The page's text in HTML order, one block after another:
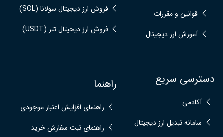
قوانین و مقررات
آموزش ارز دیجیتال
فروش ارز دیجیتال سولانا (SOL)
فروش ارز دیحیتال تتر (USDT)
دسترسی سریع
آکادمی
سامانه تبدیل ارز دیجیتال
راهنما
راهنمای افزایش اعتبار موجودی
راهنمای ثبت سفارش خرید